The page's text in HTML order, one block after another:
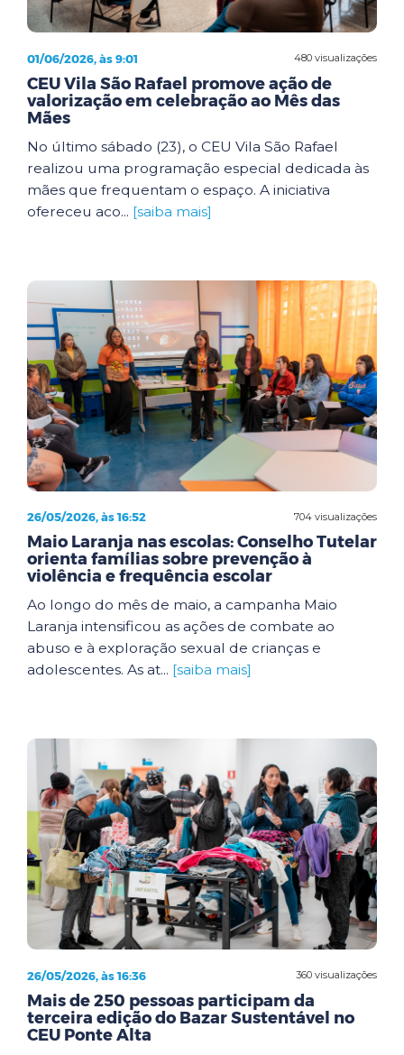
480 visualizações
01/06/2026, às 9:01
CEU Vila São Rafael promove ação de
valorização em celebração ao Mês das
Mães
No último sábado (23), o CEU Vila São Rafael
realizou uma programação especial dedicada às
mães que frequentam o espaço. A iniciativa
ofereceu aco... [saiba mais]
704 visualizações
26/05/2026, às 16:52
Maio Laranja nas escolas: Conselho Tutelar
orienta famílias sobre prevenção à
violência e frequência escolar
Ao longo do mês de maio, a campanha Maio
Laranja intensificou as ações de combate ao
abuso e à exploração sexual de crianças e
adolescentes. As at... [saiba mais]
360 visualizações
26/05/2026, às 16:36
Mais de 250 pessoas participam da
terceira edição do Bazar Sustentável no
CEU Ponte Alta